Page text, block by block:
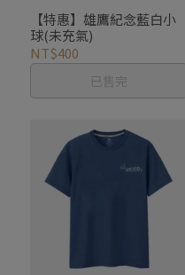
【特惠】雄鷹紀念藍白小
球(未充氣)
NT$400
已售完